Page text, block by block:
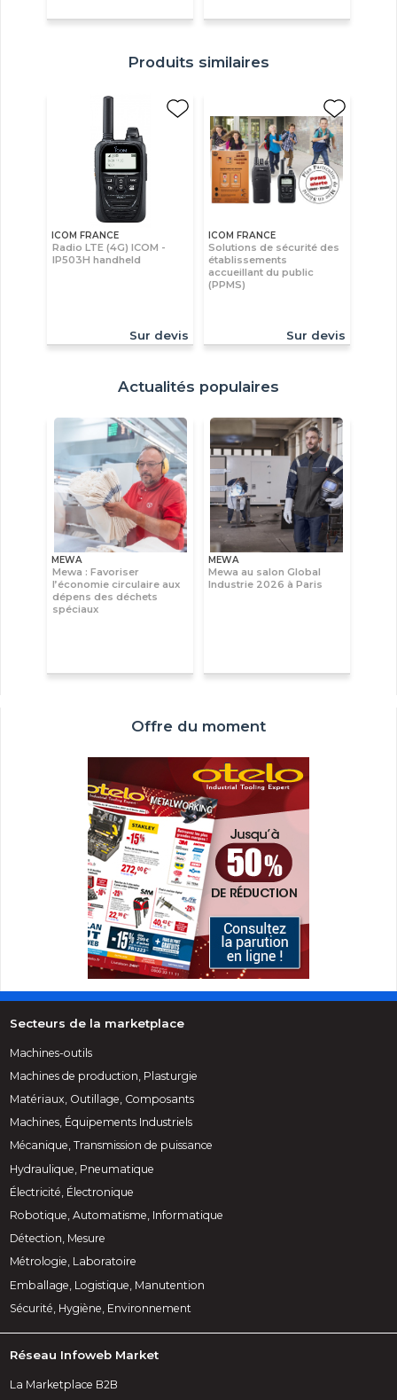
Produits similaires
ICOM FRANCE
Radio LTE (4G) ICOM -
IP503H handheld
Sur devis
ICOM FRANCE
Solutions de sécurité des
établissements
accueillant du public
(PPMS)
Sur devis
Actualités populaires
MEWA
Mewa : Favoriser
l’économie circulaire aux
dépens des déchets
spéciaux
MEWA
Mewa au salon Global
Industrie 2026 à Paris
Offre du moment
Secteurs de la marketplace
Machines-outils
Machines de production, Plasturgie
Matériaux, Outillage, Composants
Machines, Équipements Industriels
Mécanique, Transmission de puissance
Hydraulique, Pneumatique
Électricité, Électronique
Robotique, Automatisme, Informatique
Détection, Mesure
Métrologie, Laboratoire
Emballage, Logistique, Manutention
Sécurité, Hygiène, Environnement
Réseau Infoweb Market
La Marketplace B2B